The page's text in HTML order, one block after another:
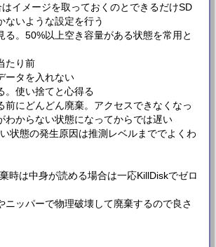
はイメージを取っておくのとできるだけSD
ないような設定を行う
る。50%以上空き容量がある状態を常用と
たり前
ータを入れない
。使い捨てと心得る
前にどんどん廃棄。アクセスできなくなっ
わからない状態になってからでは遅い
状態の発生原因は推測レベルまででよくわ
時は中身が読める場合は一応KillDiskでゼロ
ニッパーで物理破壊して廃棄するので良さ